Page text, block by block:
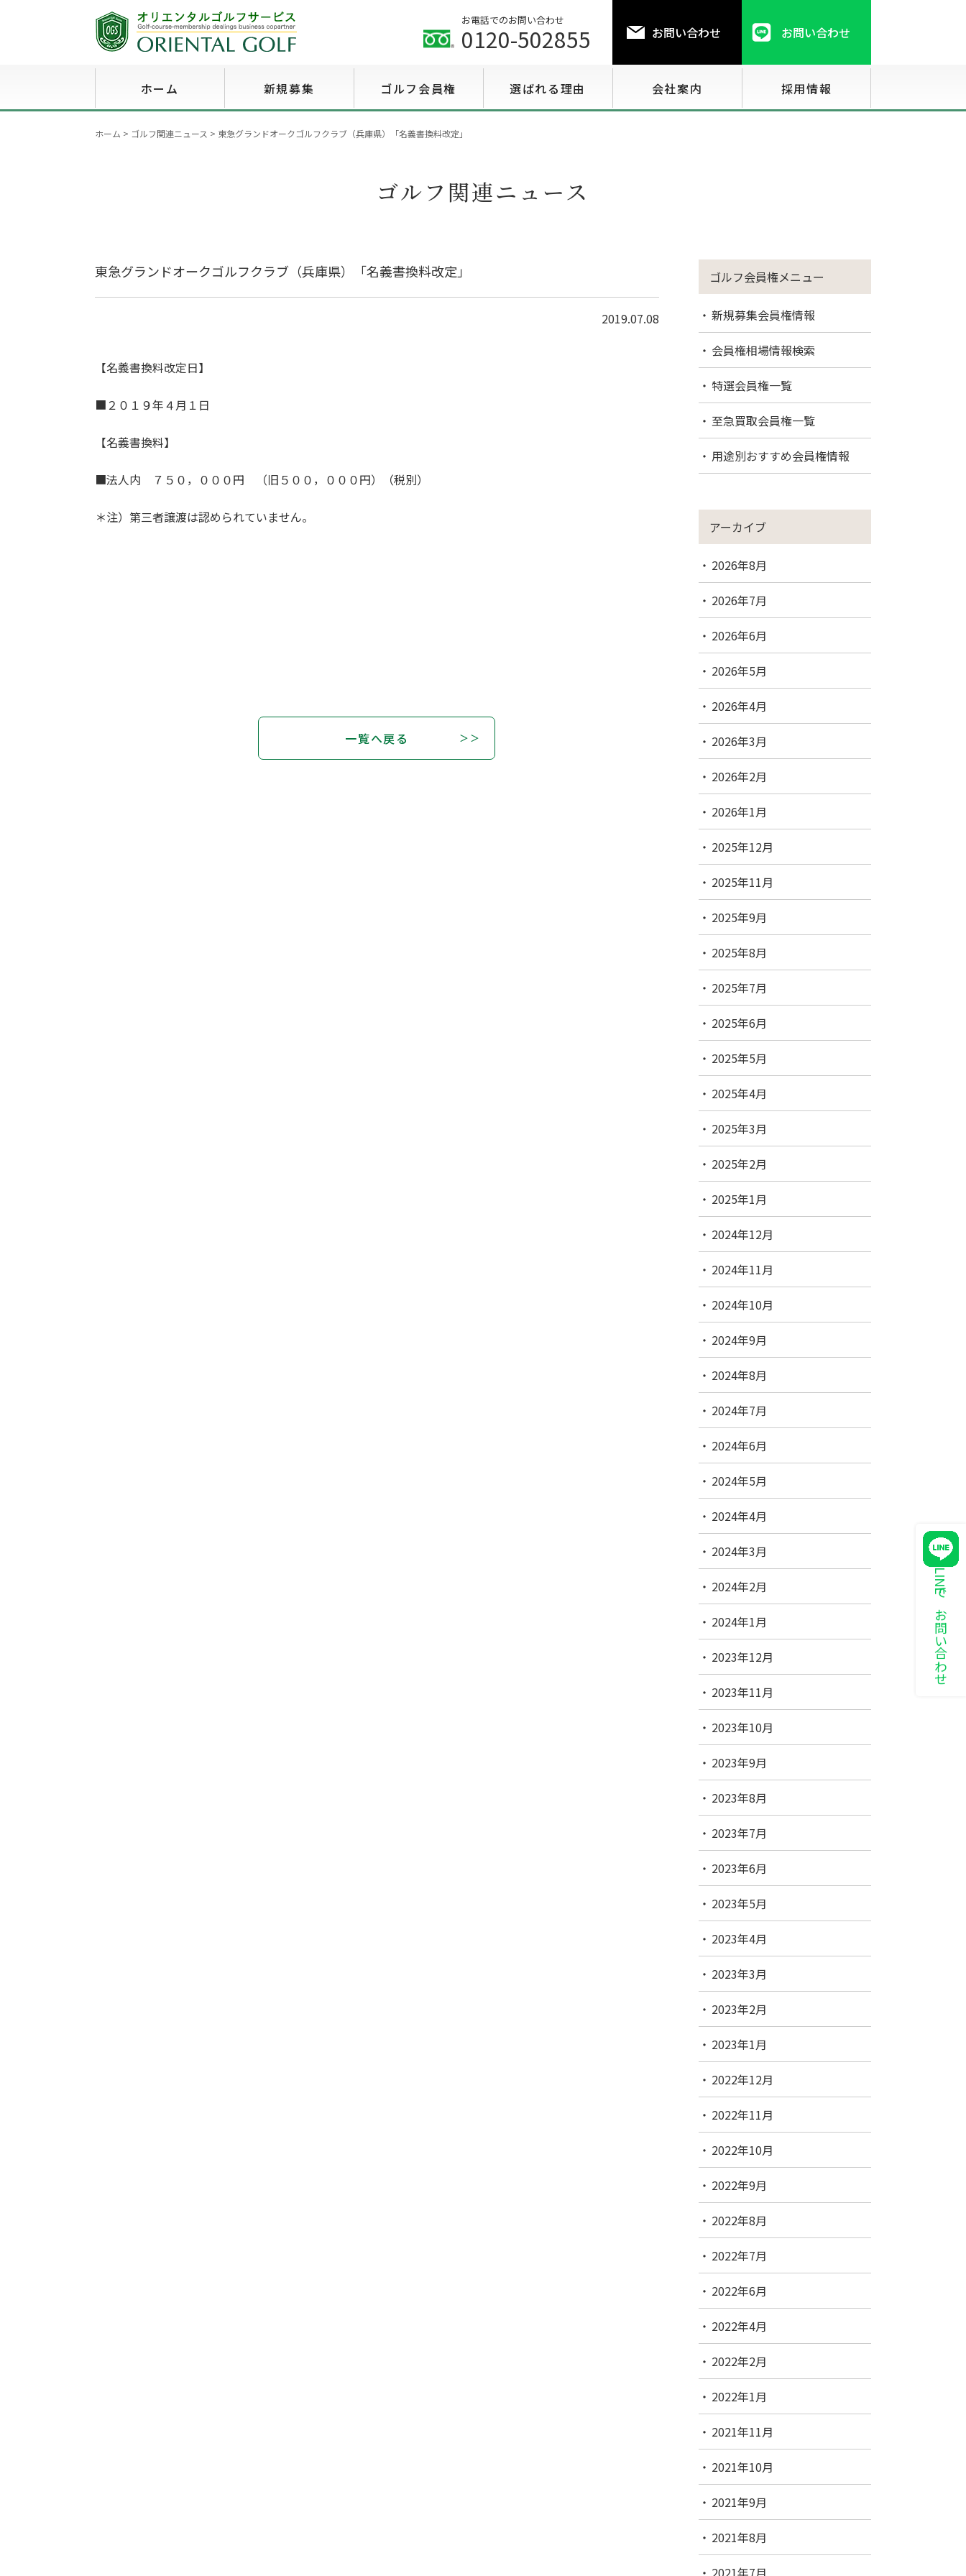
お電話でのお問い合わせ
0120-502855 お問い合わせ お問い合わせ
ホーム 新規募集 ゴルフ会員権
ゴルフ会員権相場情報
至急買い会員権情報
選ばれる理由 会社案内 採用情報
LINEでお問い合わせ
ホーム > ゴルフ関連ニュース > 東急グランドオークゴルフクラブ（兵庫県）「名義書換料改定」
ゴルフ関連ニュース
東急グランドオークゴルフクラブ（兵庫県）「名義書換料改定」
2019.07.08
【名義書換料改定日】
■２０１９年４月１日
【名義書換料】
■法人内 ７５０，０００円 （旧５００，０００円）（税別）
＊注）第三者譲渡は認められていません。
一覧へ戻る
ゴルフ会員権メニュー
新規募集会員権情報
会員権相場情報検索
特選会員権一覧
至急買取会員権一覧
用途別おすすめ会員権情報
アーカイブ
2026年8月
2026年7月
2026年6月
2026年5月
2026年4月
2026年3月
2026年2月
2026年1月
2025年12月
2025年11月
2025年9月
2025年8月
2025年7月
2025年6月
2025年5月
2025年4月
2025年3月
2025年2月
2025年1月
2024年12月
2024年11月
2024年10月
2024年9月
2024年8月
2024年7月
2024年6月
2024年5月
2024年4月
2024年3月
2024年2月
2024年1月
2023年12月
2023年11月
2023年10月
2023年9月
2023年8月
2023年7月
2023年6月
2023年5月
2023年4月
2023年3月
2023年2月
2023年1月
2022年12月
2022年11月
2022年10月
2022年9月
2022年8月
2022年7月
2022年6月
2022年4月
2022年2月
2022年1月
2021年11月
2021年10月
2021年9月
2021年8月
2021年7月